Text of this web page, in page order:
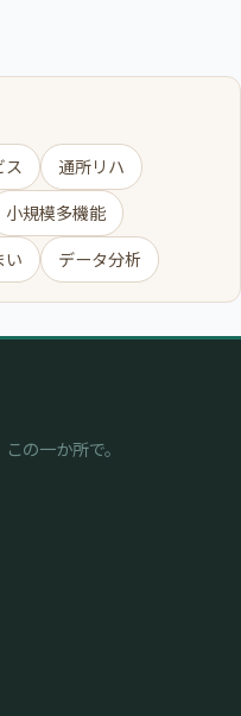
ス
通所リハ
小規模多機能
い データ分析
の一か所で。